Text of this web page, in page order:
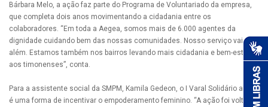
Bárbara Melo, a ação faz parte do Programa de Voluntariado da empresa,
que completa dois anos movimentando a cidadania entre os
colaboradores. “Em toda a Aegea, somos mais de 6.000 agentes da
dignidade cuidando bem das nossas comunidades. Nosso serviço vai
além. Estamos também nos bairros levando mais cidadania e bem-estar
aos timonenses”, conta.
Para a assistente social da SMPM, Kamila Gedeon, o I Varal Solidário ainda
é uma forma de incentivar o empoderamento feminino. “A ação foi voltada